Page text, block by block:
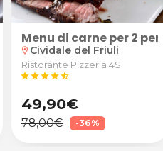
Menu di carne per 2
location_on Cividale del Friuli
Ristorante Pizzeria 4S
starstarstarstarstar_half
49,90€
78,00€ -36%